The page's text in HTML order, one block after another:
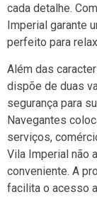
cada detalhe.
Imperial garante
perfeito para
Além das
dispõe de duas
segurança para
Navegantes
serviços,
Vila Imperial não
conveniente. A
facilita o acesso